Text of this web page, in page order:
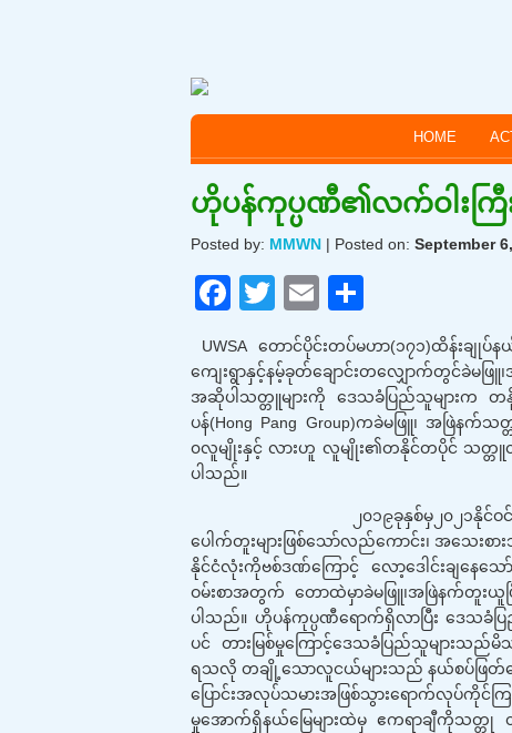
HOME
ဟိုပန်ကုပ္ပဏီ၏လက်ဝါးက
Posted by: MMWN | Posted on: September
F
c
e
b
o
k
T
wi
tt
er
E
m
ail ar
e
UWSA တောင်ပိုင်းတပ်မဟာ(၁၇၁)ထိန်းချု
ကျေးရွာနှင့်နမ့်ခုတ်ချောင်းတလျှောက်တွင်ခဲမဖ
အဆိုပါသတ္တူများကို ဒေသခံပြည်သူများက
ပန်(Hong Pang Group)ကခဲမဖြူ၊ အဖြဲနက်သ
၀လူမျိုးနှင့် လားဟူ လူမျိုး၏တနိုင်တပိုင် သတ္တူတူ
ပါသည်။
၂၀၁၉ခုနှစ်မှ၂၀၂၁နိုင်ဝင်ဘာလအထိ
ပေါက်တူးများဖြစ်သော်လည်ကောင်း၊ အသေး
နိုင်ငံလုံးကိုဗစ်ဒဏ်ကြောင့် လော့ဒေါင်းချန
ဝမ်းစာအတွက် တောထဲမှာခဲမဖြူ၊အဖြဲနက်တူးယူပ
ပါသည်။ ဟိုပန်ကုပ္ပဏီရောက်ရှိလာပြီး ဒေသခံ
ပင် တားမြစ်မှုကြောင့်ဒေသခံပြည်သူများသ
ရသလို တချို့သောလူငယ်များသည် နယ်စပ်ဖြတ်ကျ
ပြောင်းအလုပ်သမားအဖြစ်သွားရောက်လုပ်ကိုင်
မှုအောက်ရှိနယ်မြေများထဲမှ ဧကရာချီကိုသတ္တု